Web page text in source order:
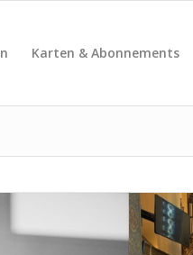
Karten & Abonnements